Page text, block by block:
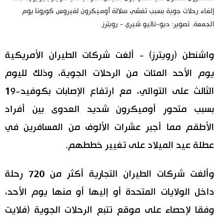
تجارب وآراء
اقتصاد
ثقافة
إعلان
موسوعة اليابان
المطبخ الياباني
إلغاء رحلات جوية بسبب تفشي سلالة أوميكرون لفيروس كورونا يوم
الجمعة. تصوير: ديو-ناليو شيري - رويترز.
واشنطن (رويترز) - ألغت شركات الطيران الأمريكية
يوم الأحد المئات من الرحلات الجوية، وذلك لليوم
الثالث على التوالي، مع ارتفاع الإصابات بكوفيد-19
بسبب متحور أوميكرون شديد العدوى بين أفراد
الأطقم مما أجبر عشرات الألوف من المسافرين في
عطلة عيد الميلاد على تغيير خططهم.
وألغت شركات الطيران التجارية أكثر من 720 رحلة
داخل الولايات المتحدة أو إليها أو منها يوم الأحد،
وفقا لإحصاء على موقع تتبع الرحلات الجوية (فلايت